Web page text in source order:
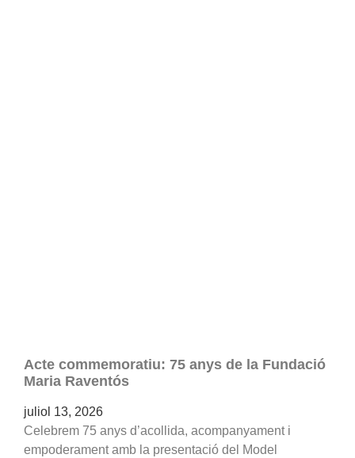
Acte commemoratiu: 75 anys de la Fundació
Maria Raventós
juliol 13, 2026
Celebrem 75 anys d’acollida, acompanyament i
empoderament amb la presentació del Model